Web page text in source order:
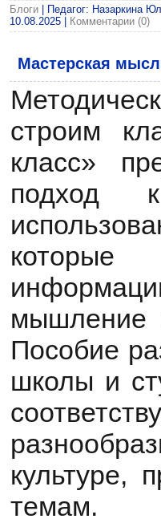
Блоги | Педагог: Назаркина
10.08.2025
Комментарии (0)
Мастерская
строим
класс»
подход
которые
мышление
Пособие
школы и
культуре,
темам.